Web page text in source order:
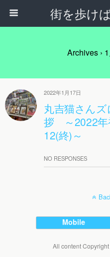
街を歩け
Archives ›
2022年1月17日
丸吉猫さん
拶 ～2022年
12(終)～
NO RESPONSES
Mobile
All content